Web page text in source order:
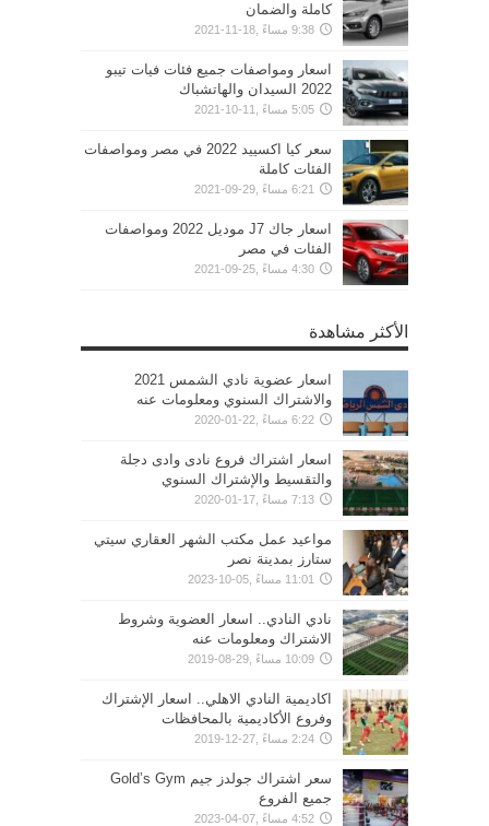
كاملة والضمان
9:38 مساءً ,18-11-2021
اسعار ومواصفات جميع فئات فيات تيبو
2022 السيدان والهاتشباك
5:05 مساءً ,11-10-2021
سعر كيا اكسييد 2022 في مصر ومواصفات
الفئات كاملة
6:21 مساءً ,29-09-2021
اسعار جاك J7 موديل 2022 ومواصفات
الفئات في مصر
4:30 مساءً ,25-09-2021
الأكثر مشاهدة
اسعار عضوية نادي الشمس 2021
والاشتراك السنوي ومعلومات عنه
6:22 مساءً ,22-01-2020
اسعار اشتراك فروع نادى وادى دجلة
والتقسيط والإشتراك السنوي
7:13 مساءً ,17-01-2020
مواعيد عمل مكتب الشهر العقاري سيتي
ستارز بمدينة نصر
11:01 مساءً ,05-10-2023
نادي النادي.. اسعار العضوية وشروط
الاشتراك ومعلومات عنه
10:09 مساءً ,29-08-2019
اكاديمية النادي الاهلي.. اسعار الإشتراك
وفروع الأكاديمية بالمحافظات
2:24 مساءً ,27-12-2019
سعر اشتراك جولدز جيم Gold’s Gym
جميع الفروع
4:52 مساءً ,07-04-2023